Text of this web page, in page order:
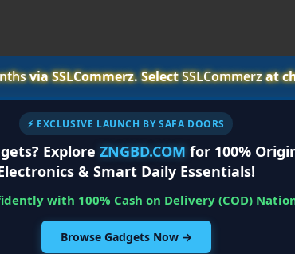
via SSLCommerz. SelectSSLCommerzat
⚡ EXCLUSIVE LAUNCH BY SAFA DOORS
Explore ZNGBD.COM for 100%
& Smart Daily Essentials!
with 100% Cash on Delivery (COD)
Browse Gadgets Now →